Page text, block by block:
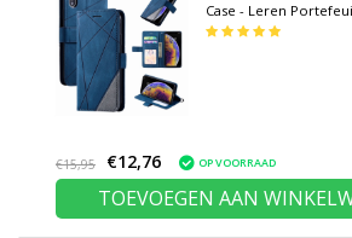
Case - Leren
Cover Cas Hoesje
€15,95 €12,76 OP VOORRAAD
TOEVOEGEN AAN